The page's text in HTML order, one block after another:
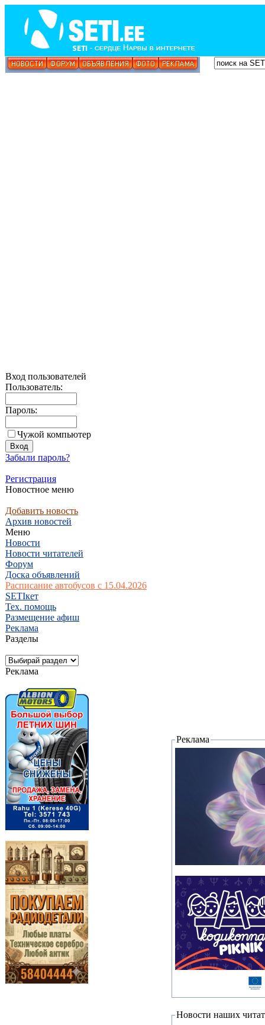
Вход пользователей
Пользователь:
Пароль:
Чужой компьютер
Забыли пароль?
Регистрация
Новостное меню
Добавить новость
Архив новостей
Меню
Новости
Новости читателей
Форум
Доска объявлений
Расписание автобусов с 15.04.2026
SETIкет
Тех. помощь
Размещение афиш
Реклама
Разделы
Реклама
Реклама
Новости наших